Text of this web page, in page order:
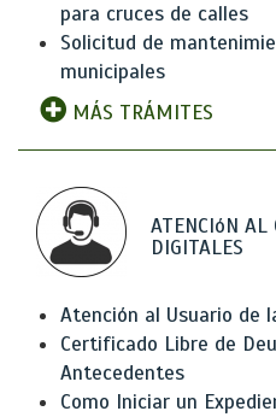
para cruces de calles
Solicitud de
municipales
MÁS TRÁMITES
ATENCIóN AL
DIGITALES
Atención al Usuario de
Certificado Libre de
Antecedentes
Como Iniciar un